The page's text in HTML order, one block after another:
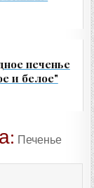
печенье
и белое"
Печенье